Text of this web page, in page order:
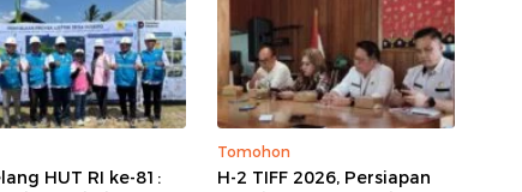
HUT RI ke-81:
Tomohon
H-2 TIFF 2026, Persiapan